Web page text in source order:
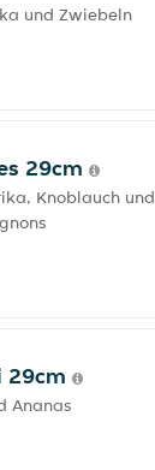
und Zwiebeln
29cm
Knoblauch und
29cm
Ananas